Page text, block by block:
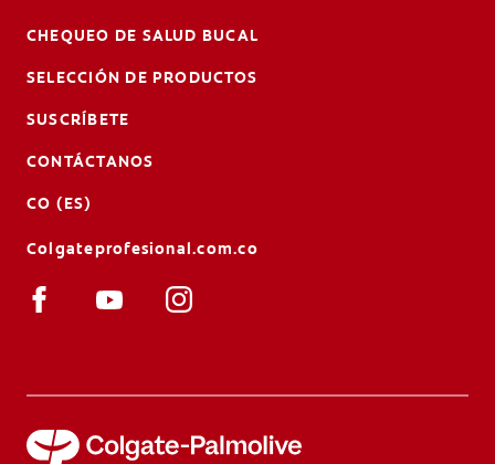
CHEQUEO DE SALUD BUCAL
SELECCIÓN DE PRODUCTOS
SUSCRÍBETE
CONTÁCTANOS
CO (ES)
Colgateprofesional.com.co